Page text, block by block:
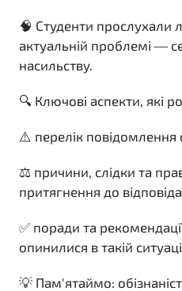
🧠 Студенти прослухали
актуальній проблемі —
насильству.
🔍 Ключові аспекти, які
⚠️ перелік повідомлення
⚖️ причини, слідки та
притягнення до
✅ поради та
опинилися в такій
💡 Пам'ятаймо: